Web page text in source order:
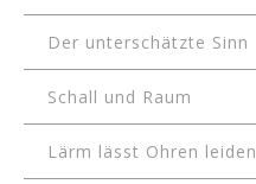
Der unterschätzte Sinn
Schall und Raum
Lärm lässt Ohren leiden